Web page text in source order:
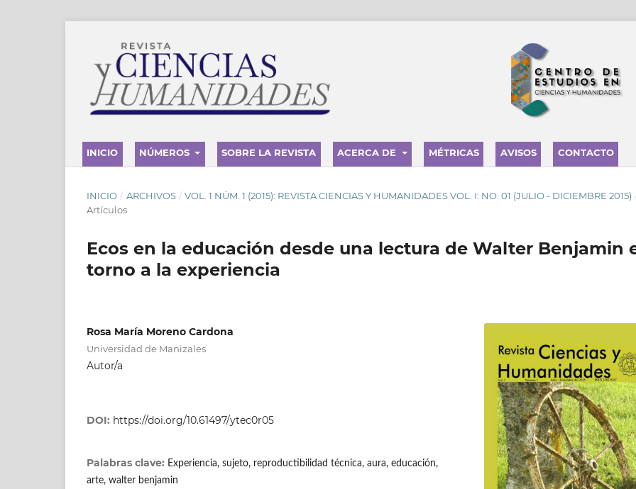
INICIO NÚMEROS SOBRE LA REVISTA ACERCA DE MÉTRICAS AVISOS CONTACTO
INICIO / ARCHIVOS / VOL. 1 NÚM. 1 (2015): REVISTA CIENCIAS Y HUMANIDADES VOL. I: NO. 01 (JULIO - DICIEMBRE 2015)
Artículos
Ecos en la educación desde una lectura de Walter Benjamin
torno a la experiencia
Rosa María Moreno Cardona
Universidad de Manizales
Autor/a
DOI: https://doi.org/10.61497/ytec0r05
Palabras clave: Experiencia, sujeto, reproductibilidad técnica, aura, educación,
arte, walter benjamin